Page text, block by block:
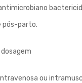
pós-parto.
dosagem
ou